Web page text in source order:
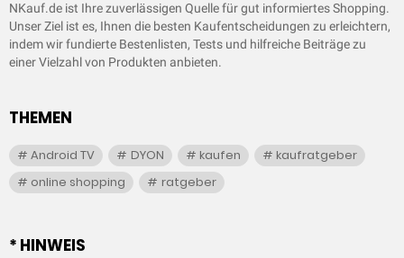
NKauf.de ist Ihre zuverlässigen Quelle für gut informiertes Shopping.
Unser Ziel ist es, Ihnen die besten Kaufentscheidungen zu erleichtern,
indem wir fundierte Bestenlisten, Tests und hilfreiche Beiträge zu
einer Vielzahl von Produkten anbieten.
THEMEN
Android TV DYON kaufen
kaufratgeber
online shopping
ratgeber
* HINWEIS